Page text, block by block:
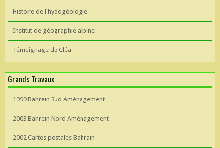
Histoire de l'hydogéologie
Institut de géographie alpine
Témoignage de Cléa
Grands Travaux
1999 Bahrein Sud Aménagement
2003 Bahrein Nord Aménagement
2002 Cartes postales Bahrain